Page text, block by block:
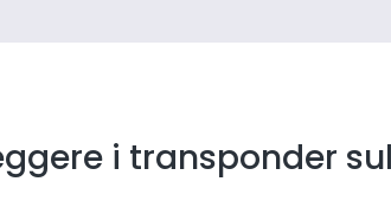
i transponder